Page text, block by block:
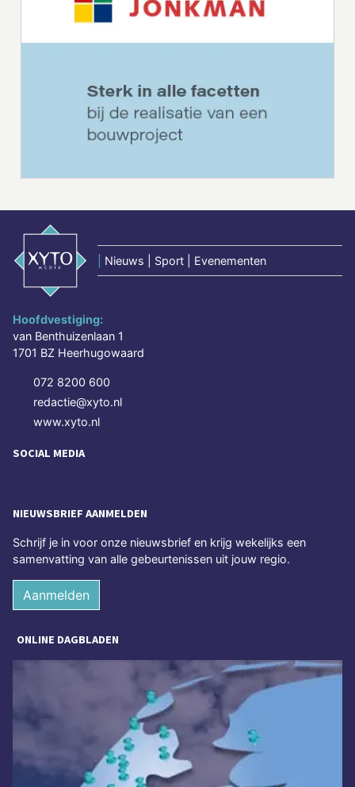
Nieuws | Sport | Evenementen
Hoofdvestiging:
van Benthuizenlaan 1
1701 BZ Heerhugowaard
072 8200 600
redactie@xyto.nl
www.xyto.nl
SOCIAL MEDIA
NIEUWSBRIEF AANMELDEN
Schrijf je in voor onze nieuwsbrief en krijg wekelijks een
samenvatting van alle gebeurtenissen uit jouw regio.
Aanmelden
ONLINE DAGBLADEN